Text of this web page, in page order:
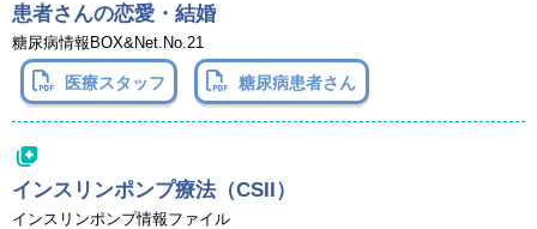
患者さんの恋愛・結婚
糖尿病情報BOX&Net.No.21
医療スタッフ 糖尿病患者さん
インスリンポンプ療法（CSII）
インスリンポンプ情報ファイル